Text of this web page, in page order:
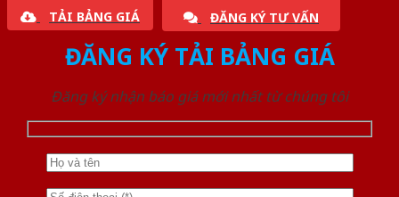
TẢI BẢNG GIÁ ĐĂNG KÝ TƯ VẤN
ĐĂNG KÝ TẢI BẢNG GIÁ
Đăng ký nhận báo giá mới nhất từ chúng tôi